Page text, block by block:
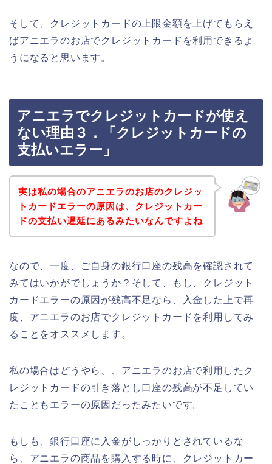
そして、クレジットカードの上限金額を上げてもらえ
ばアニエラのお店でクレジットカードを利用できるよ
うになると思います。
アニエラでクレジットカードが使え
ない理由３．「クレジットカードの
支払いエラー」
実は私の場合のアニエラのお店のクレジッ
トカードエラーの原因は、クレジットカー
ドの支払い遅延にあるみたいなんですよね
なので、一度、ご自身の銀行口座の残高を確認されて
みてはいかがでしょうか？そして、もし、クレジット
カードエラーの原因が残高不足なら、入金した上で再
度、アニエラのお店でクレジットカードを利用してみ
ることをオススメします。
私の場合はどうやら、、アニエラのお店で利用したク
レジットカードの引き落とし口座の残高が不足してい
たこともエラーの原因だったみたいです。
もしも、銀行口座に入金がしっかりとされているな
ら、アニエラの商品を購入する時に、クレジットカー